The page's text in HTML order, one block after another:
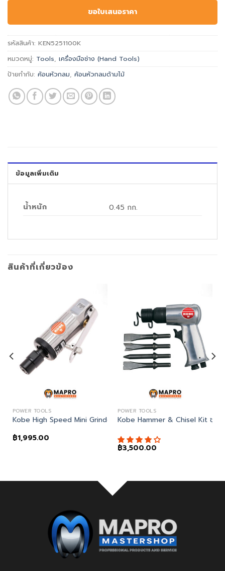
ขอใบเสนอราคา
รหัสสินค้า: KEN5251100K
หมวดหมู่: Tools เครื่องมือช่าง (Hand Tools)
ป้ายกำกับ: ค้อนหัวกลม ค้อนหัวกลมด้ามไม้
ข้อมูลเพิ่มเติม
น้ำหนัก 0.45 กก.
สินค้าที่เกี่ยวข้อง
POWER TOOLS
Kobe High Speed Mini Grinder เครื่องเจียรลมขนาดเล็ก
฿1,995.00
POWER TOOLS
Kobe Hammer & Chisel Kit ชุดส
฿3,500.00
บล็อกลม